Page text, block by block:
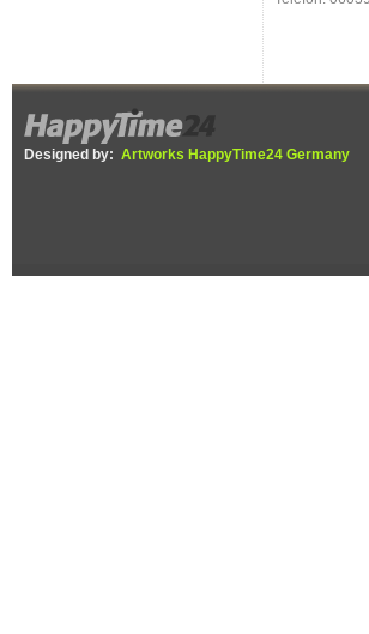
Designed by: Artworks HappyTime24 Germany